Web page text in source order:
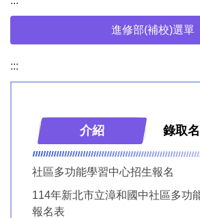
進修部(補校)選單
新住民學習中心
社區多功能學習中心
:::
介紹 錄取
社區多功能學習中心招生報名
114年新北市立漳和國中社區多功
報名表